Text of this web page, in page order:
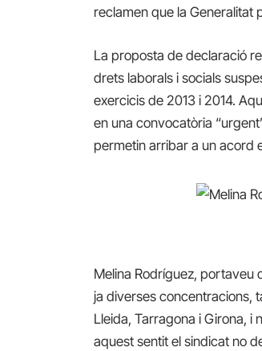
reclamen que la Generalitat
La proposta de declaració
drets laborals i socials
exercicis de 2013 i 2014.
en una convocatòria
permetin arribar a un acord
Melina Rodríguez, portaveu
ja diverses concentracions,
Lleida, Tarragona i Girona, i
aquest sentit el sindicat no